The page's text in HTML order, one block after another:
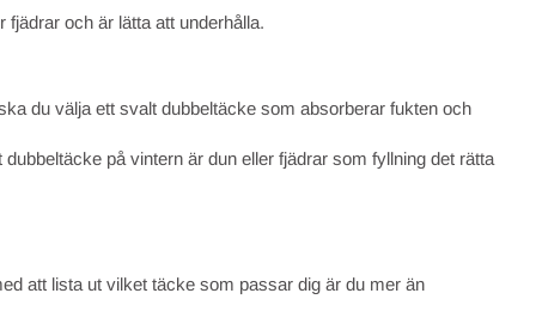
och är lätta att underhålla.
du välja ett svalt dubbeltäcke som absorberar fukten och
på vintern är dun eller fjädrar som fyllning det rätta
att lista ut vilket täcke som passar dig är du mer än